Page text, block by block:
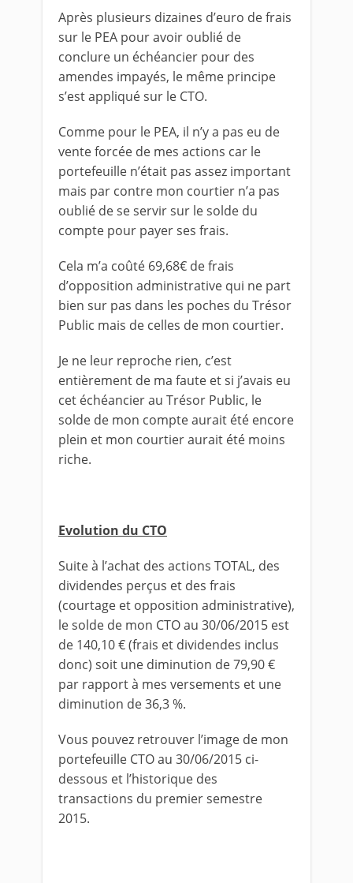
Après plusieurs dizaines d’euro de frais
sur le PEA pour avoir oublié de
conclure un échéancier pour des
amendes impayés, le même principe
s’est appliqué sur le CTO.
Comme pour le PEA, il n’y a pas eu de
vente forcée de mes actions car le
portefeuille n’était pas assez important
mais par contre mon courtier n’a pas
oublié de se servir sur le solde du
compte pour payer ses frais.
Cela m’a coûté 69,68€ de frais
d’opposition administrative qui ne part
bien sur pas dans les poches du Trésor
Public mais de celles de mon courtier.
Je ne leur reproche rien, c’est
entièrement de ma faute et si j’avais eu
cet échéancier au Trésor Public, le
solde de mon compte aurait été encore
plein et mon courtier aurait été moins
riche.
Evolution du CTO
Suite à l’achat des actions TOTAL, des
dividendes perçus et des frais
(courtage et opposition administrative),
le solde de mon CTO au 30/06/2015 est
de 140,10 € (frais et dividendes inclus
donc) soit une diminution de 79,90 €
par rapport à mes versements et une
diminution de 36,3 %.
Vous pouvez retrouver l’image de mon
portefeuille CTO au 30/06/2015 ci-
dessous et l’historique des
transactions du premier semestre
2015.